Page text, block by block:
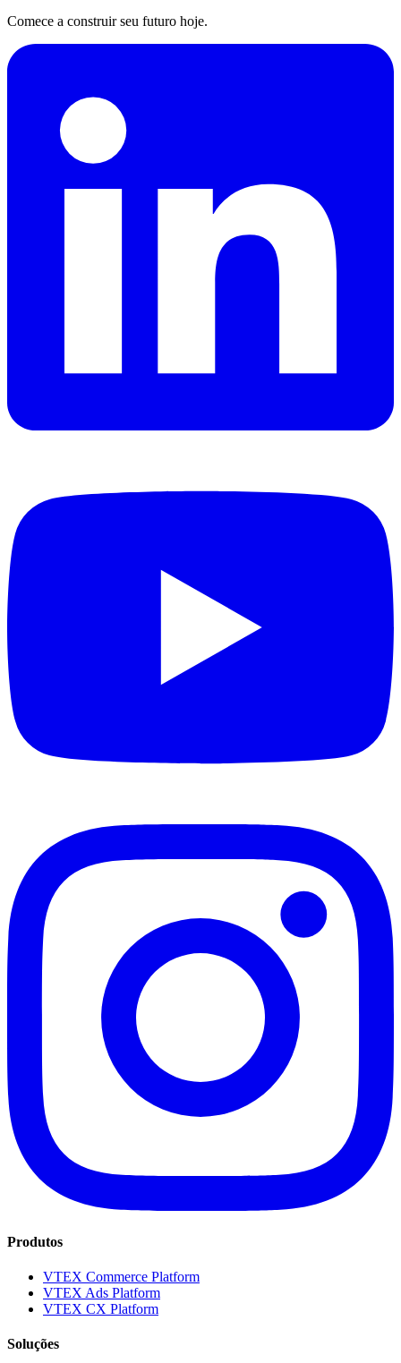
Comece a construir seu futuro hoje.
Produtos
VTEX Commerce Platform
VTEX Ads Platform
VTEX CX Platform
Soluções